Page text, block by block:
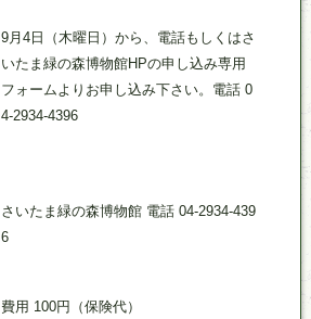
9月4日（木曜日）から、電話もしくはさ
いたま緑の森博物館HPの申し込み専用
フォームよりお申し込み下さい。電話 0
4-2934-4396
さいたま緑の森博物館 電話 04-2934-439
6
費用 100円（保険代）